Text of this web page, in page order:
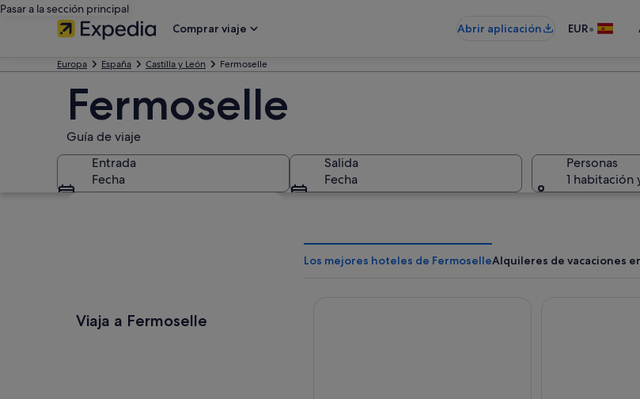
Pasar a la sección principal
Comprar viaje
Abrir aplicación EUR•
Europa España Castilla y León Fermoselle
Fermoselle
Guía de viaje
Entrada
Fecha
Salida
Fecha
Personas
1 habitación
Viaja a Fermoselle
Los mejores hoteles de FermoselleAlquileres de vacaciones